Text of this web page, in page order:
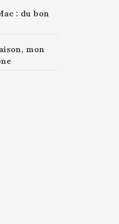
: du bon
mon